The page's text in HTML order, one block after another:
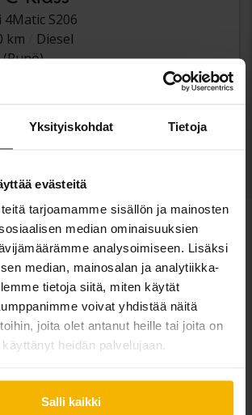
Yksityiskohdat Tietoja
evästeitä
tarjoamamme sisällön ja mainosten
median ominaisuuksien
analysoimiseen. Lisäksi
median, mainosalan ja analytiikka-
tietoja siitä, miten käytät
voivat yhdistää näitä
joita olet antanut heille tai joita on
heidän palvelujaan.
Salli kaikki
4Matic S206
km
Diesel
328 800 SEK
2 801 SEK/kk
Näytä 3 of 3 osumia
Mercedes C-klass
Mercedes CLA
klass
Mercedes GLC